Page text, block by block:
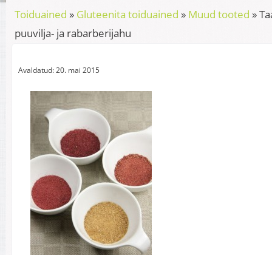
Toiduained » Gluteenita toiduained » Muud tooted »
puuvilja- ja rabarberijahu
Avaldatud: 20. mai 2015